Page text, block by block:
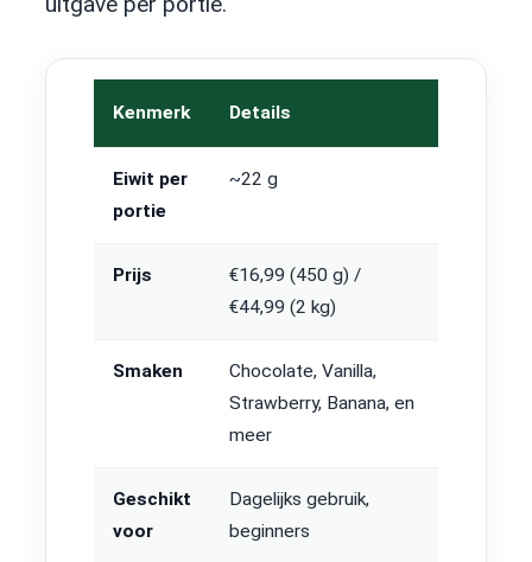
Kenmerk Details
Eiwit per
portie
~22 g
Prijs
€16,99 (450 g) /
€44,99 (2 kg)
Smaken
Chocolate, Vanilla,
Strawberry, Banana, en
meer
Geschikt
voor
Dagelijks gebruik,
beginners